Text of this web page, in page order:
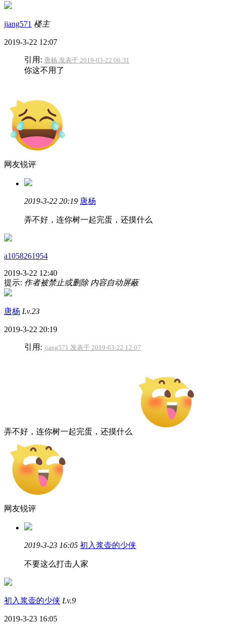
jiang571 楼主
2019-3-22 12:07
引用: 唐杨 发表于 2019-03-22 06:31
你这不用了
网友锐评
2019-3-22 20:19 唐杨
弄不好，连你树一起完蛋，还摸什么
a1058261954
2019-3-22 12:40
提示: 作者被禁止或删除 内容自动屏蔽
唐杨 Lv.23
2019-3-22 20:19
引用: jiang571 发表于 2019-03-22 12:07
弄不好，连你树一起完蛋，还摸什么
网友锐评
2019-3-23 16:05 初入浆壶的少侠
不要这么打击人家
初入浆壶的少侠 Lv.9
2019-3-23 16:05